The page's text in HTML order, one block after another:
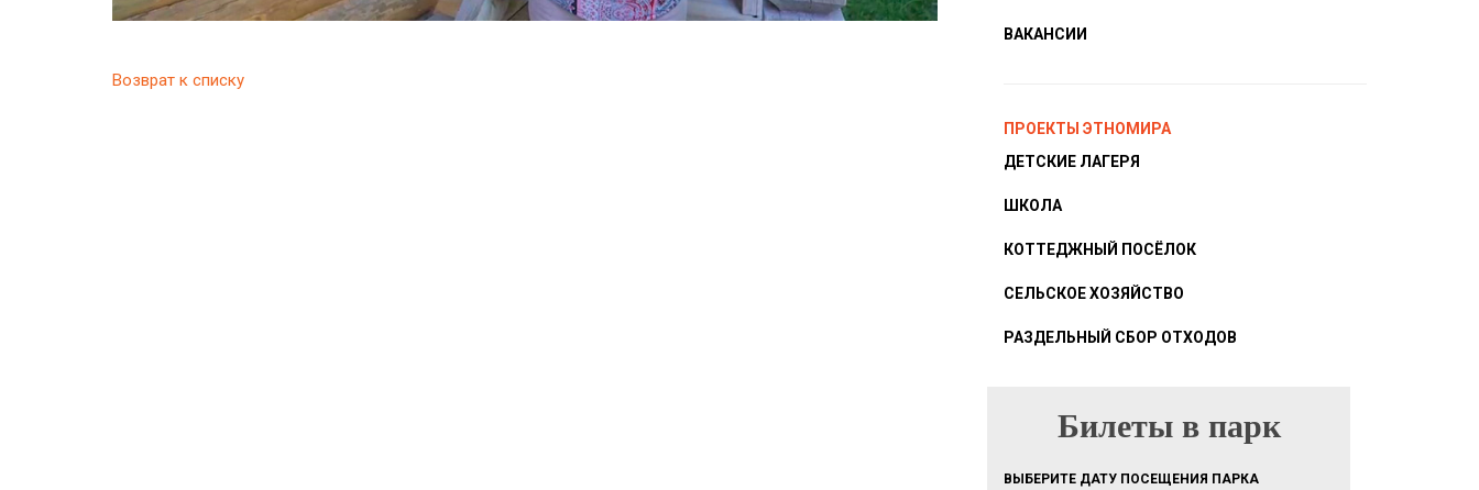
Возврат к списку
ВАКАНСИИ
ПРОЕКТЫ ЭТНОМИРА
ДЕТСКИЕ ЛАГЕРЯ
ШКОЛА
КОТТЕДЖНЫЙ ПОСЁЛОК
СЕЛЬСКОЕ ХОЗЯЙСТВО
РАЗДЕЛЬНЫЙ СБОР ОТХОДОВ
БИЛЕТЫ В ПАРК
Билеты в парк
ВЫБЕРИТЕ ДАТУ ПОСЕЩЕНИЯ ПАРКА